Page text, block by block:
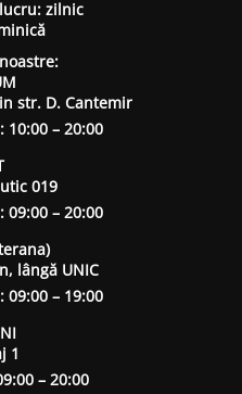
zilnic
str. D. Cantemir
10:00 – 20:00
019
09:00 – 20:00
lângă UNIC
09:00 – 19:00
1
– 20:00